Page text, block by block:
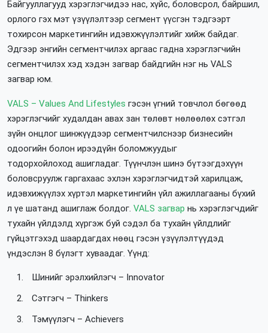
Байгууллагууд хэрэглэгчидээ нас, хүйс, боловсрол, байршил,
орлого гэх мэт үзүүлэлтээр сегмент үүсгэн тэдгээрт
тохирсон маркетингийн идэвхжүүлэлтийг хийж байдаг.
Эдгээр энгийн сегментчилэх аргаас гадна хэрэглэгчийн
сегментчилэх хэд хэдэн загвар байдгийн нэг нь VALS
загвар юм.
VALS – Values And Lifestyles гэсэн үгний товчлол бөгөөд
хэрэглэгчийг худалдан авах зан төлөвт нөлөөлөх сэтгэл
зүйн онцлог шинжүүдээр сегментчилснээр бизнесийн
одоогийн болон ирээдүйн боломжуудыг
тодорхойлоход ашигладаг. Түүнчлэн шинэ бүтээгдэхүүн
боловсруулж гаргахаас эхлэн хэрэглэгчидтэй харилцаж,
идэвхижүүлэх хүртэл маркетингийн үйл ажиллагааны бүхий
л үе шатанд ашиглаж болдог. VALS загвар нь хэрэглэгчдийг
тухайн үйлдэлд хүргэж буй сэдэл ба тухайн үйлдлийг
гүйцэтгэхэд шаардагдах нөөц гэсэн үзүүлэлтүүдэд
үндэслэн 8 бүлэгт хуваадаг. Үүнд:
Шинийг эрэлхийлэгч – Innovator
Сэтгэгч – Thinkers
Тэмүүлэгч – Achievers